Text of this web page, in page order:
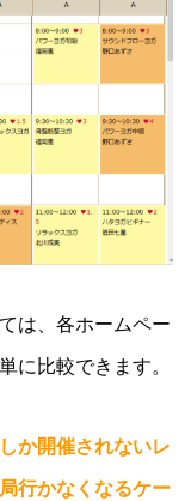
は、各ホームペー
に比較できます。
か開催されないレ
行かなくなるケー